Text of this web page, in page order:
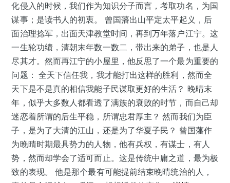
化侵入的时候，我们作为知识分子而言，考取功名，为国
谋事；是读书人的初衷。 曾国藩出山平定太平起义，后
面治理捻军，出面天津教堂时间，再到万年落户江宁。这
一生轮功绩，清朝末年数一数二，带出来的弟子，也是人
尽其才。然而再江宁的小屋里，他反思了一个最为重要的
问题： 全天下信任我，我才能打出这样的胜利，然而全
天下是不是真的相信我能子民谋取更好的生活？ 晚晴末
年，似乎大多数人都看透了满族的衰败的时节，而自己却
迷恋着所谓的后生平稳，所谓忠君厚主？ 然而我们为臣
子，是为了大清的江山，还是为了华夏子民？ 曾国藩作
为晚晴时期最具势力的人物，他有兵权，有谋士，有人
势，然而却学会了适可而止。这是传统中庸之道，最为极
致的表现。 他是那个最有可能提前结束晚晴统治的人，